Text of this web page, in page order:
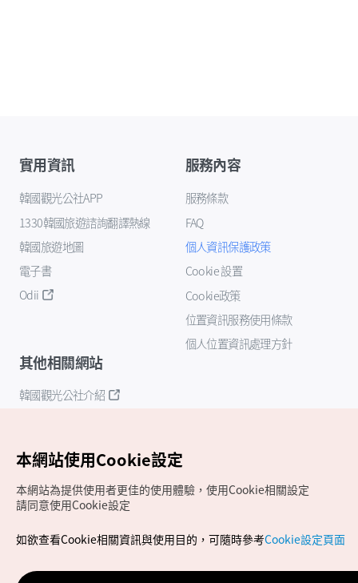
實用資訊
韓國觀光公社APP
1330韓國旅遊諮詢翻譯熱線
韓國旅遊地圖
電子書
Odii
服務內容
服務條款
FAQ
個人資訊保護政策
Cookie 設置
Cookie政策
位置資訊服務使用條款
個人位置資訊處理方針
其他相關網站
韓國觀光公社介紹
Copyrights (c) 韓國觀光公社版權所有
如有相關疑問或建議，歡迎來信至官方信箱
本網站使用Cookie設定
本網站為提供使用者更佳的使用體驗，使用Cookie相關設定
請同意使用Cookie設定
如欲查看Cookie相關資訊與使用目的，可隨時參考Cookie設定頁面